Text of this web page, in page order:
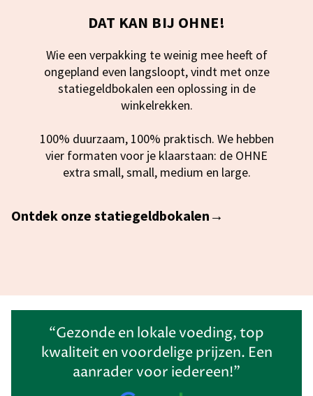
DAT KAN BIJ OHNE!
Wie een verpakking te weinig mee heeft of
ongepland even langsloopt, vindt met onze
statiegeldbokalen een oplossing in de
winkelrekken.
100% duurzaam, 100% praktisch. We hebben
vier formaten voor je klaarstaan: de OHNE
extra small, small, medium en large.
Ontdek onze statiegeldbokalen→
“Gezonde en lokale voeding, top
kwaliteit en voordelige prijzen. Een
aanrader voor iedereen!”